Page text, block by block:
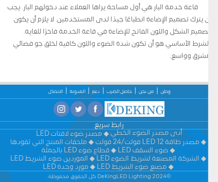
قاعة خدمة البار هي أول مساحة يراها العملاء عند دخولهم البار. يجب
أن يترك تصميم الإضاءة انطباعًا جيدًا لدى المستخدمين. لا يلزم أن يكون
تصميم الشكل واللون الفاتح للإضاءة في قاعة الخدمة فاخرًا للغاية.
الشرط الأساسي هو أن تكون شدة الضوء واللون كافية لخلق جو فضائي
مشرق وواسع.
وطن من نحن حاصل الضرب دعم المدونة الاتصال
رابط سريع
أدى مصدر الضوء الخطي
مصدر ضوء لافتات LED
مصدر طاقة LED 12 فولت/24 فولت
ملحقات المنتج التي تقودها
ضوء السقف LED
قطاع ضوء LED بالجملة
الشركة المصنعة لشريط الضوء LED
الموردين ضوء الشريط LED
مصنع ضوء الشريط LED
مورد وحدة LED